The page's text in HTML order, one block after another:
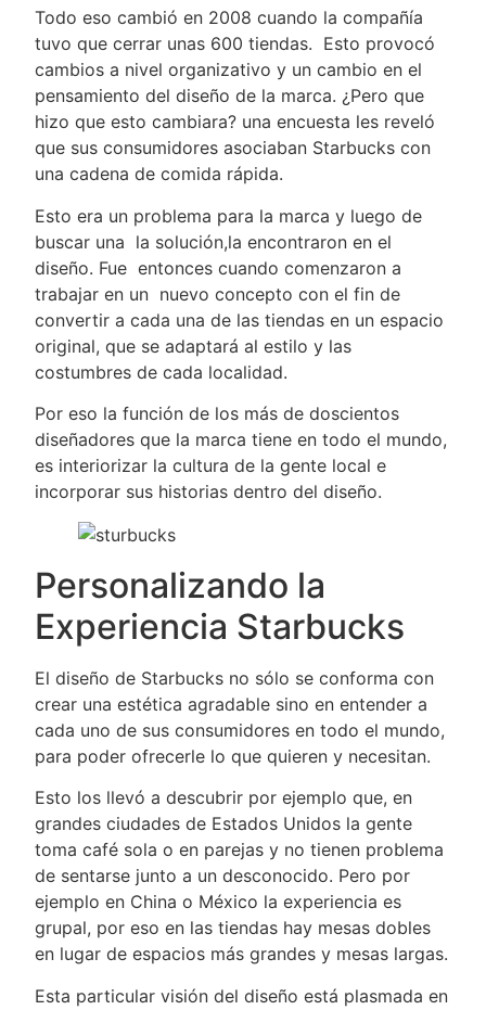
Todo eso cambió en 2008 cuando la compañía
tuvo que cerrar unas 600 tiendas. Esto provocó
cambios a nivel organizativo y un cambio en el
pensamiento del diseño de la marca. ¿Pero que
hizo que esto cambiara? una encuesta les reveló
que sus consumidores asociaban Starbucks con
una cadena de comida rápida.
Esto era un problema para la marca y luego de
buscar una la solución,la encontraron en el
diseño. Fue entonces cuando comenzaron a
trabajar en un nuevo concepto con el fin de
convertir a cada una de las tiendas en un espacio
original, que se adaptará al estilo y las
costumbres de cada localidad.
Por eso la función de los más de doscientos
diseñadores que la marca tiene en todo el mundo,
es interiorizar la cultura de la gente local e
incorporar sus historias dentro del diseño.
Personalizando la
Experiencia Starbucks
El diseño de Starbucks no sólo se conforma con
crear una estética agradable sino en entender a
cada uno de sus consumidores en todo el mundo,
para poder ofrecerle lo que quieren y necesitan.
Esto los llevó a descubrir por ejemplo que, en
grandes ciudades de Estados Unidos la gente
toma café sola o en parejas y no tienen problema
de sentarse junto a un desconocido. Pero por
ejemplo en China o México la experiencia es
grupal, por eso en las tiendas hay mesas dobles
en lugar de espacios más grandes y mesas largas.
Esta particular visión del diseño está plasmada en